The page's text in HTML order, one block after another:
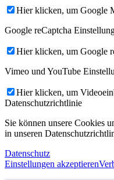
Hier klicken, um Google
Google reCaptcha
Hier klicken, um Google
Vimeo und YouTube
Hier klicken, um
Datenschutzrichtlinie
Sie können unsere Cookies
in unseren
Datenschutz
Einstellungen akzeptieren